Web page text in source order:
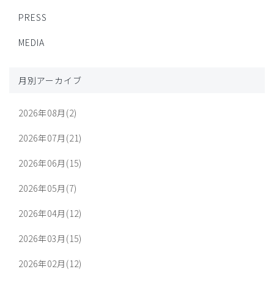
PRESS
MEDIA
月別アーカイブ
2026年08月(2)
2026年07月(21)
2026年06月(15)
2026年05月(7)
2026年04月(12)
2026年03月(15)
2026年02月(12)